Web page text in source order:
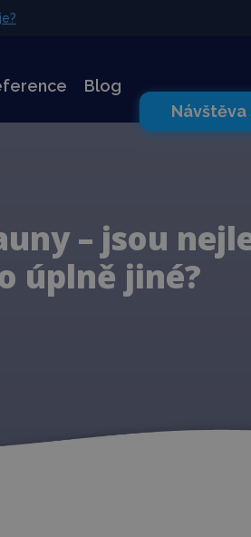
Blog
– jsou
úplně jiné?